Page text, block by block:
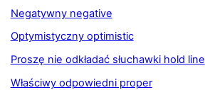
Negatywny negative
Optymistyczny optimistic
Proszę nie odkładać słuchawki hold line
Właściwy odpowiedni proper